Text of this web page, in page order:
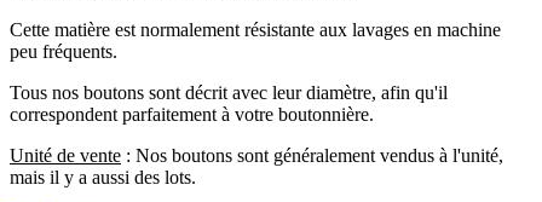
Cette matière est normalement résistante aux lavages en machine
peu fréquents.
Tous nos boutons sont décrit avec leur diamètre, afin qu'il
correspondent parfaitement à votre boutonnière.
Unité de vente : Nos boutons sont généralement vendus à l'unité,
mais il y a aussi des lots.